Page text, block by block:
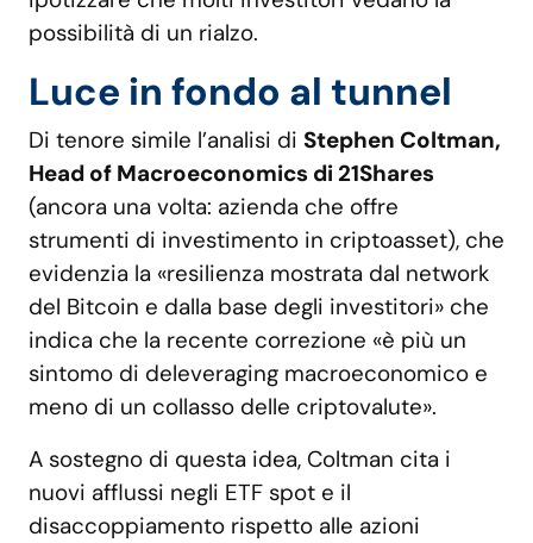
possibilità di un rialzo.
Luce in fondo al tunnel
Di tenore simile l’analisi di Stephen Coltman,
Head of Macroeconomics di 21Shares
(ancora una volta: azienda che offre
strumenti di investimento in criptoasset), che
evidenzia la «resilienza mostrata dal network
del Bitcoin e dalla base degli investitori» che
indica che la recente correzione «è più un
sintomo di deleveraging macroeconomico e
meno di un collasso delle criptovalute».
A sostegno di questa idea, Coltman cita i
nuovi afflussi negli ETF spot e il
disaccoppiamento rispetto alle azioni